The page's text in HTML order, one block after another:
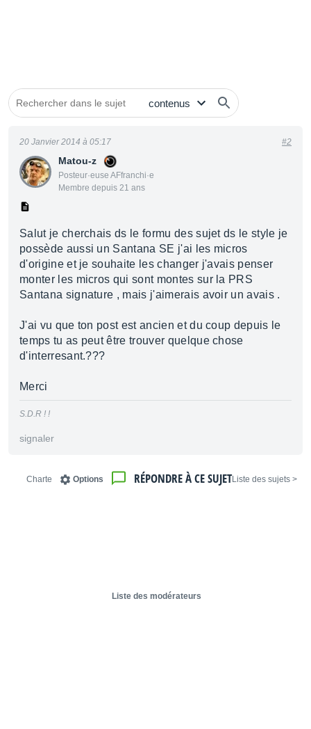
Matou-z
Posteur·euse AFfranchi·e
Membre depuis 21 ans
20 Janvier 2014 à 05:17 #2
Salut je cherchais ds le formu des sujet ds le style je
possède aussi un Santana SE j'ai les micros
d'origine et je souhaite les changer j'avais penser
monter les micros qui sont montes sur la PRS
Santana signature , mais j'aimerais avoir un avais .
J'ai vu que ton post est ancien et du coup depuis le
temps tu as peut être trouver quelque chose
d'interresant.???
Merci
S.D.R ! !
signaler
< Liste des sujets
RÉPONDRE À CE SUJET
Options
Charte
Liste des modérateurs